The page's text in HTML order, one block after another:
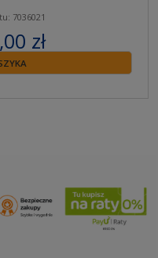
7036021
zł
VAT